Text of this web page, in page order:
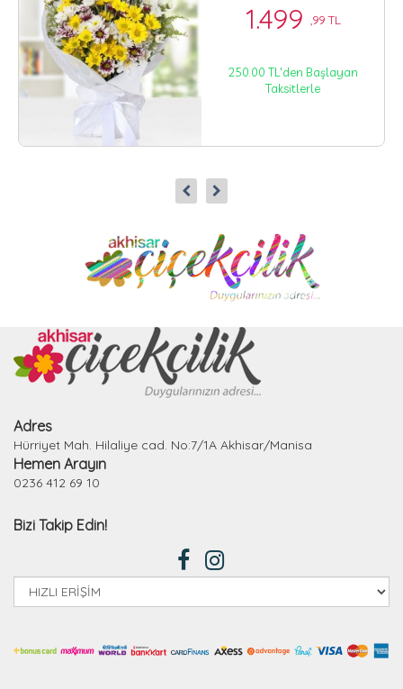
1.499 ,99 TL
250.00 TL'den Başlayan
Taksitlerle
Adres
Hürriyet Mah. Hilaliye cad. No:7/1A Akhisar/Manisa
Hemen Arayın
0236 412 69 10
Bizi Takip Edin!